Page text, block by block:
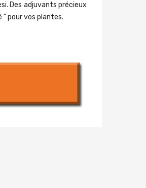
Des adjuvants précieux
pour vos plantes.